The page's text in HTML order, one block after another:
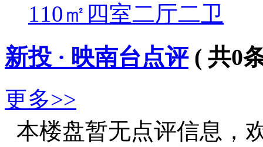
110㎡四室二厅二卫
新投 · 映南台点评 ( 共0
更多>>
本楼盘暂无点评信息，